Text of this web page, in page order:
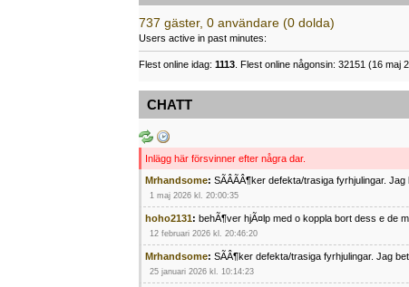
737 gäster, 0 användare (0 dolda)
Users active in past minutes:
Flest online idag: 1113 . Flest online någonsin: 32151 (16 maj
CHATT
Inlägg här försvinner efter några dar.
Mrhandsome: SÃÂÃÂ¶ker defekta/trasiga fyrhjulingar.
1 maj 2026 kl. 20:00:35
hoho2131: behÃ¶ver hjÃ¤lp med o koppla bort dess e de
12 februari 2026 kl. 20:46:20
Mrhandsome: SÃÂ¶ker defekta/trasiga fyrhjulingar. Jag
25 januari 2026 kl. 10:14:23